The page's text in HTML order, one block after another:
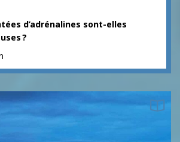
d’adrénalines sont-elles
?
qui vous correspond en 6